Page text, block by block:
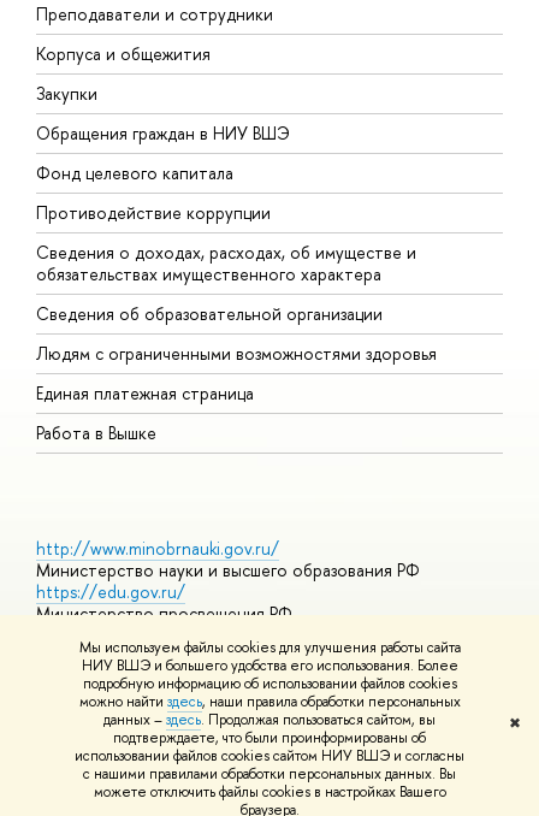
Мы используем файлы cookies для улучшения работы сайта
НИУ ВШЭ и большего удобства его использования. Более
подробную информацию об использовании файлов cookies
можно найти здесь, наши правила обработки персональных
данных –здесь. Продолжая пользоваться сайтом, вы
подтверждаете, что были проинформированы об
использовании файлов cookies сайтом НИУ ВШЭ и согласны
с нашими правилами обработки персональных данных. Вы
можете отключить файлы cookies в настройках Вашего
браузера.
✖
Преподаватели и сотрудники
Корпуса и общежития
Закупки
Обращения граждан в НИУ ВШЭ
Фонд целевого капитала
Противодействие коррупции
Сведения о доходах, расходах, об имуществе и
обязательствах имущественного характера
Сведения об образовательной организации
Людям с ограниченными возможностями здоровья
Единая платежная страница
Работа в Вышке
http://www.minobrnauki.gov.ru/
Министерство науки и высшего образования РФ
https://edu.gov.ru/
Министерство просвещения РФ
https://elearning.hse.ru/mooc
Массовые открытые онлайн-курсы
© НИУ ВШЭ 1993–2026 Адреса и контактыУсловия
использования материалов Политика конфиденциальности
Шрифты HSE Sans и HSE Slab разработаны вШколе дизайна НИУ